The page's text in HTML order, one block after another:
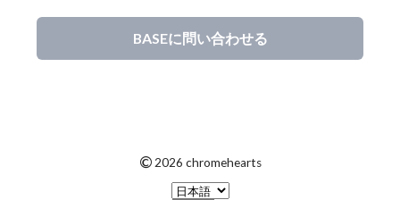
BASEに問い合わせる
© 2026 chromehearts